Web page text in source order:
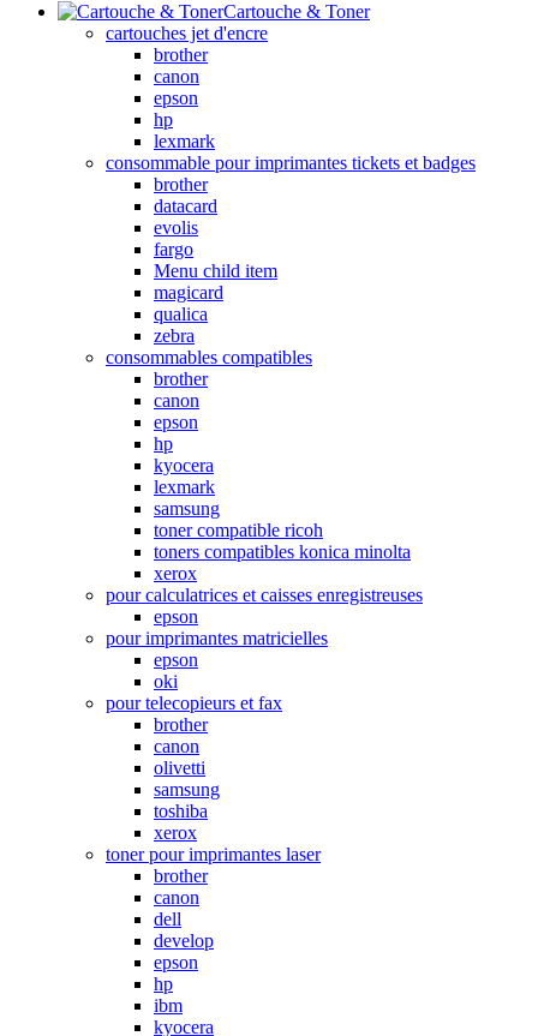
Cartouche & Toner
cartouches jet d'encre
brother
canon
epson
hp
lexmark
consommable pour imprimantes tickets et badges
brother
datacard
evolis
fargo
Menu child item
magicard
qualica
zebra
consommables compatibles
brother
canon
epson
hp
kyocera
lexmark
samsung
toner compatible ricoh
toners compatibles konica minolta
xerox
pour calculatrices et caisses enregistreuses
epson
pour imprimantes matricielles
epson
oki
pour telecopieurs et fax
brother
canon
olivetti
samsung
toshiba
xerox
toner pour imprimantes laser
brother
canon
dell
develop
epson
hp
ibm
kyocera